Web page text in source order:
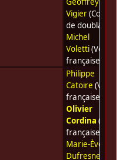
Vigier
de doublage)
Michel
Voletti(Voix
française)
Philippe
Catoire (Voix
française) •
Olivier
Cordina (Voix
française) •
Marie-Ève
Dufresne